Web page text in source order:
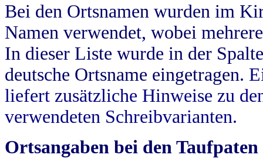
Bei den Ortsnamen wurden im
Namen verwendet, wobei
In dieser Liste wurde in der
deutsche Ortsname eingetragen.
liefert zusätzliche Hinweise zu
verwendeten Schreibvarianten.
Ortsangaben bei den Taufpaten